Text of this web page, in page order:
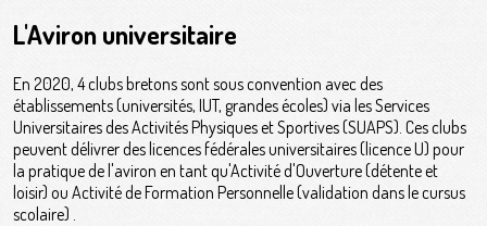
L'Aviron universitaire
En 2020, 4 clubs bretons sont sous convention avec des
établissements (universités, IUT, grandes écoles) via les Services
Universitaires des Activités Physiques et Sportives (SUAPS). Ces clubs
peuvent délivrer des licences fédérales universitaires (licence U) pour
la pratique de l'aviron en tant qu'Activité d'Ouverture (détente et
loisir) ou Activité de Formation Personnelle (validation dans le cursus
scolaire) .